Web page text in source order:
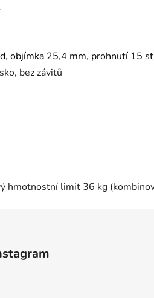
objímka 25,4 mm, prohnutí 15
bez závitů
hmotnostní limit 36 kg